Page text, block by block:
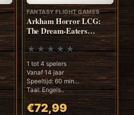
FANTASY FLIGHT GAMES
Arkham Horror LCG:
The Dream-Eaters
Campaign Expansion
(ENG)
1 tot 4 spelers
Vanaf 14 jaar
Speeltijd: 60 min
Taal: Engels..
€72,99